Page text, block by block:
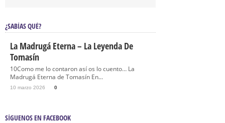
¿SABÍAS QUÉ?
La Madrugá Eterna – La Leyenda De
Tomasín
10Como me lo contaron así os lo cuento… La
Madrugá Eterna de Tomasín En...
10 marzo 2026 0
SÍGUENOS EN FACEBOOK